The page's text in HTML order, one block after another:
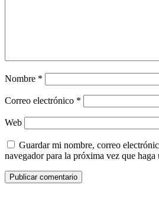
Nombre *
Correo electrónico *
Web
Guardar mi nombre, correo
navegador para la próxima vez que haga